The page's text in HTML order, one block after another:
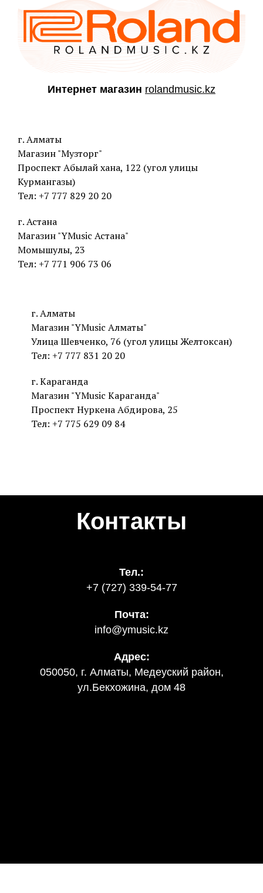
Интернет магазин rolandmusic.kz
г. Алматы
Магазин "Музторг"
Проспект Абылай хана, 122 (угол улицы
Курмангазы)
Тел: +7 777 829 20 20
г. Астана
Магазин "YMusic Астана"
Момышулы, 23
Тел: +7 771 906 73 06
г. Алматы
Магазин "YMusic Алматы"
Улица Шевченко, 76 (угол улицы Желтоксан)
Тел: +7 777 831 20 20
г. Караганда
Магазин "YMusic Караганда"
Проспект Нуркена Абдирова, 25
Тел: +7 775 629 09 84
Контакты
Тел.:
+7 (727) 339-54-77
Почта:
info@ymusic.kz
Адрес:
050050, г. Алматы, Медеуский район,
ул.Бекхожина, дом 48